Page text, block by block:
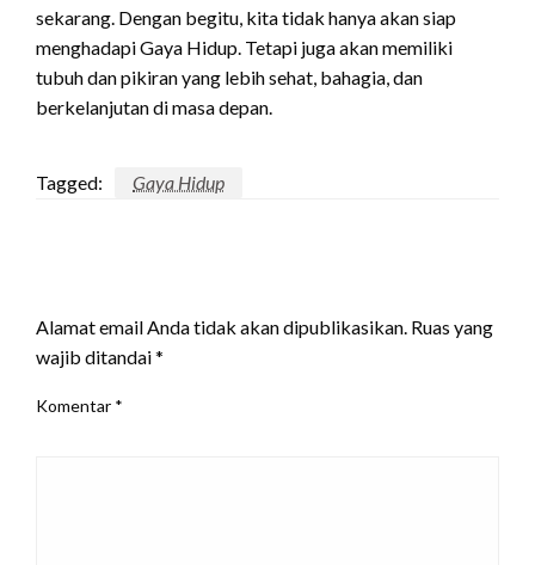
sekarang. Dengan begitu, kita tidak hanya akan siap
menghadapi Gaya Hidup. Tetapi juga akan memiliki
tubuh dan pikiran yang lebih sehat, bahagia, dan
berkelanjutan di masa depan.
Tagged: Gaya Hidup
Alamat email Anda tidak akan dipublikasikan. Ruas yang
wajib ditandai*
Komentar *